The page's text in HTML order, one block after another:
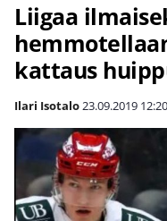
Liigaa
kattaus
Ilari Isotalo23.09.2019 12:20